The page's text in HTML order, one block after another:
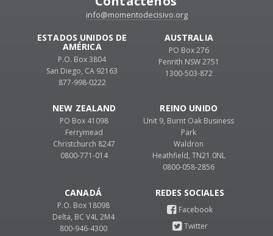
info@momentodecisivo.org
ESTADOS UNIDOS DE
AMÉRICA
P.O. Box 3804
San Diego, CA 92163
877-998-0222
CANADÁ
P.O. Box 18098
Delta, BC V4L 2M4
800-946-4300
REINO UNIDO
Unit 9, Burnt Oak Business
Park
Waldron
Heathfield, TN21 0NL
0800-058-2856
AUSTRALIA
PO Box 276
Penrith NSW 2751
1300-503-872
NEW ZEALAND
PO Box 41098
Ferrymead
Christchurch 8247
0800-771-014